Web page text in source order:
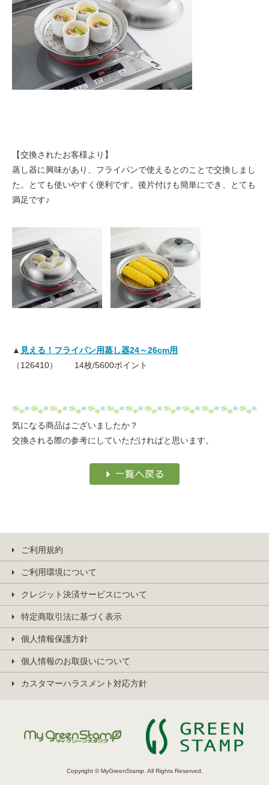
【交換されたお客様より】
蒸し器に興味があり、フライパンで使えるとのことで交換しまし
た。とても使いやすく便利です。後片付けも簡単にでき、とても
満足です♪
▲ 見える！フライパン用蒸し器24～26cm用
（126410） 14枚/5600ポイント
気になる商品はございましたか？
交換される際の参考にしていただければと思います。
ご利用規約
ご利用環境について
クレジット決済サービスについて
特定商取引法に基づく表示
個人情報保護方針
個人情報のお取扱いについて
カスタマーハラスメント対応方針
Copyright © MyGreenStamp. All Rights Reserved.